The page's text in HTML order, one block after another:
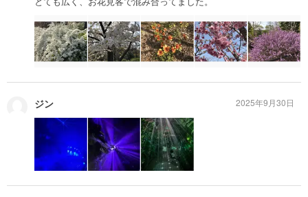
ジン 2025年9月30日